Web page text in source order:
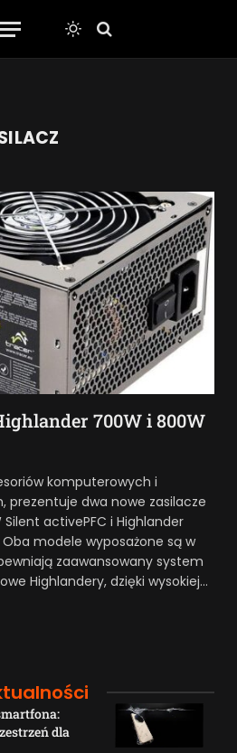
700W i 800W
komputerowych i
prezentuje dwa nowe zasilacze
activePFC i Highlander
modele wyposażone są w
zaawansowany system
Highlandery, dzięki wysokiej…
dla